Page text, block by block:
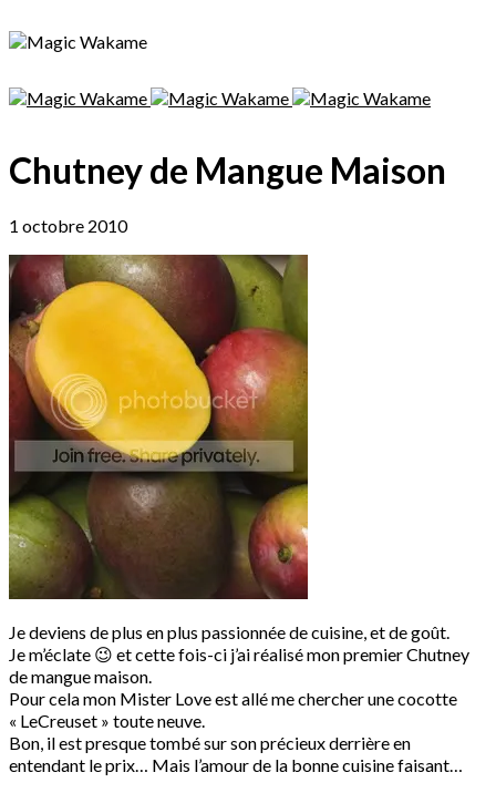
Chutney de Mangue Maison
1 octobre 2010
Je deviens de plus en plus passionnée de cuisine, et de goût.
Je m’éclate 😉 et cette fois-ci j’ai réalisé mon premier Chutney
de mangue maison.
Pour cela mon Mister Love est allé me chercher une cocotte
« LeCreuset » toute neuve.
Bon, il est presque tombé sur son précieux derrière en
entendant le prix… Mais l’amour de la bonne cuisine faisant…